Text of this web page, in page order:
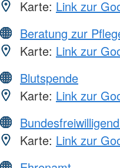
Karte: Link zur
Beratung zur
Karte: Link zur
Blutspende
Karte: Link zur
Karte: Link zur